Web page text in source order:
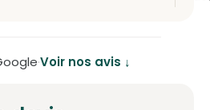
·Voir nos avis ↓